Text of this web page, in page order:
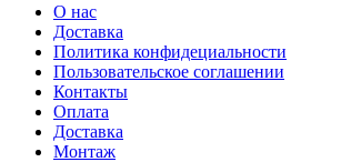
О нас
Доставка
Политика конфидециальности
Пользовательское соглашении
Контакты
Оплата
Доставка
Монтаж